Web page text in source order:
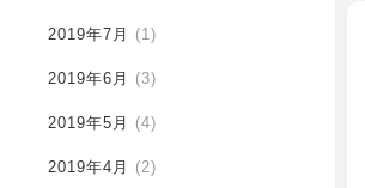
2019年7月 (1)
2019年6月 (3)
2019年5月 (4)
2019年4月 (2)